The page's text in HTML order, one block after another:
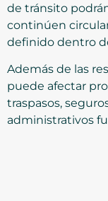
de tránsito
continúen
definido dentro
Además de las
puede afectar
traspasos,
administrativos